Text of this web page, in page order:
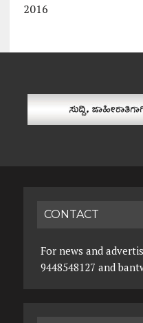
2016
CONTACT
For news and
9448548127 and